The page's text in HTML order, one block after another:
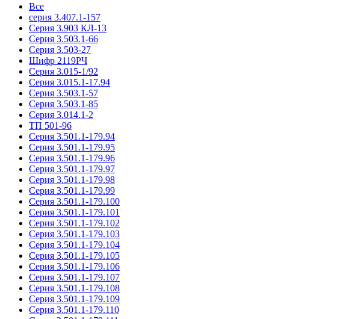
Все
серия 3.407.1-157
Серия 3.903 КЛ-13
Серия 3.503.1-66
Серия 3.503-27
Шифр 2119РЧ
Серия 3.015-1/92
Серия 3.015.1-17.94
Серия 3.503.1-57
Серия 3.503.1-85
Серия 3.014.1-2
ТП 501-96
Серия 3.501.1-179.94
Серия 3.501.1-179.95
Серия 3.501.1-179.96
Серия 3.501.1-179.97
Серия 3.501.1-179.98
Серия 3.501.1-179.99
Серия 3.501.1-179.100
Серия 3.501.1-179.101
Серия 3.501.1-179.102
Серия 3.501.1-179.103
Серия 3.501.1-179.104
Серия 3.501.1-179.105
Серия 3.501.1-179.106
Серия 3.501.1-179.107
Серия 3.501.1-179.108
Серия 3.501.1-179.109
Серия 3.501.1-179.110